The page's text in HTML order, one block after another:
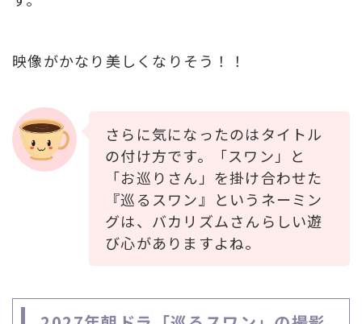
映像がかなり美しくなりそう！！
さらに気になったのはタイトル
の付け方です。「スワン」と
「お巡りさん」を掛け合わせた
『巡るスワン』というネーミン
グは、バカリズムさんらしい遊
び心がありますよね。